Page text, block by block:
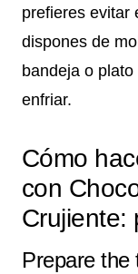
prefieres evitar
dispones de
bandeja o
enfriar.
Cómo
con
Crujiente:
Prepare the